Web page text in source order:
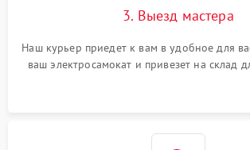
3. Выезд мастера
Наш курьер приедет к вам в удобное для
ваш электросамокат и привезет на склад